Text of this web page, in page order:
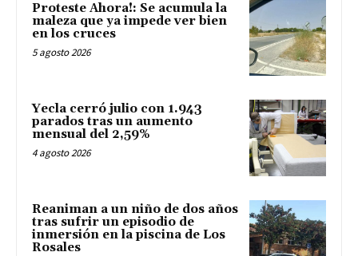
Proteste Ahora!: Se acumula la
maleza que ya impede ver bien
en los cruces
5 agosto 2026
Yecla cerró julio con 1.943
parados tras un aumento
mensual del 2,59%
4 agosto 2026
Reaniman a un niño de dos años
tras sufrir un episodio de
inmersión en la piscina de Los
Rosales